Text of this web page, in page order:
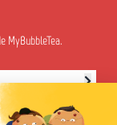
MyBubbleTea.
16H30